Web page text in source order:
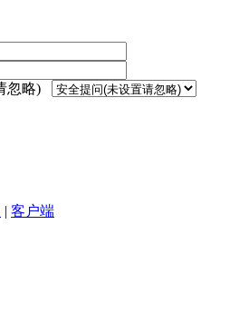
忽略)
| 客户端